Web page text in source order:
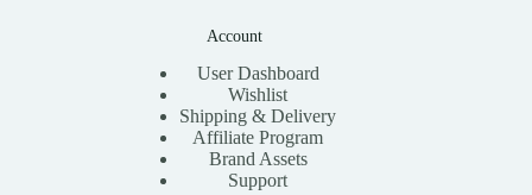
Account
User Dashboard
Wishlist
Shipping & Delivery
Affiliate Program
Brand Assets
Support